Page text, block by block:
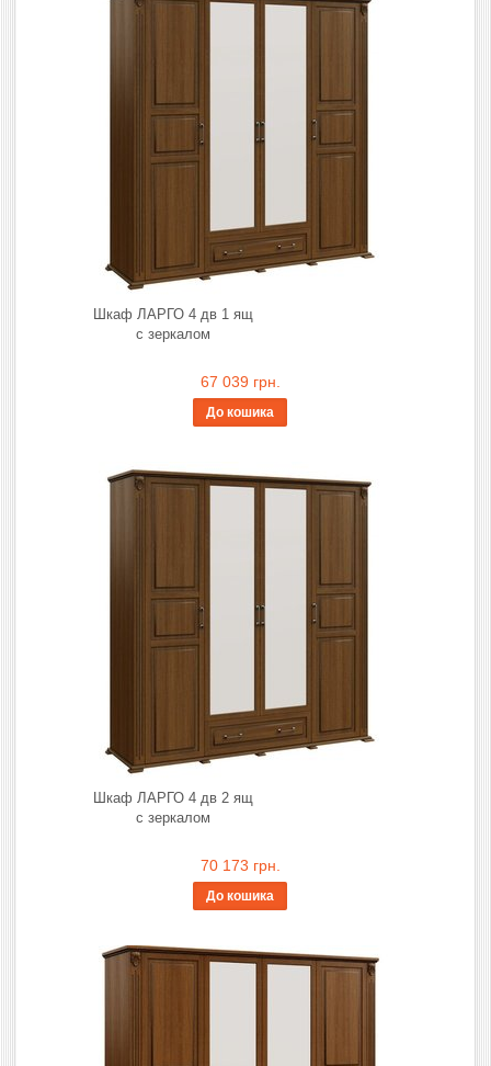
Шкаф ЛАРГО 4 дв 1 ящ
с зеркалом
67 039 грн.
До кошика
Шкаф ЛАРГО 4 дв 2 ящ
с зеркалом
70 173 грн.
До кошика